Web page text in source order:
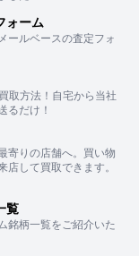
ォーム
ールベースの査定フォ
取方法！自宅から当社
るだけ！
寄りの店舗へ。買い物
店して買取できます。
覧
銘柄一覧をご紹介いた